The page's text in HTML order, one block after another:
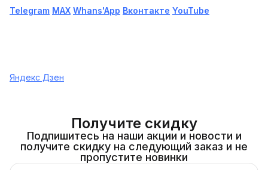
Telegram МАХ Whans'App Вконтакте YouTube
Яндекс Дзен
Получите скидку
Подпишитесь на наши акции и новости и
получите скидку на следующий заказ и не
пропустите новинки